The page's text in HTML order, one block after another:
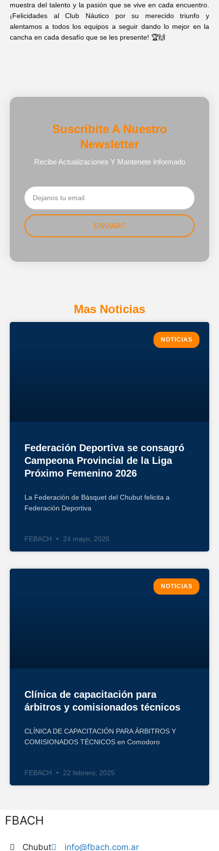
muestra del talento y la pasión que se vive en cada encuentro.
¡Felicidades al Club Náutico por su merecido triunfo y
alentamos a todos los equipos a seguir dando lo mejor en la
cancha en cada desafío que se les presente! 🏆🙌
Suscribite A Nuestro
Newsletter
Recibe Actualizaciones Y Mantenete Informado
ENVIAR
Mas Noticias
NOTICIAS
Federación Deportiva se consagró
Campeona Provincial de la Liga
Próximo Femenino 2026
La Federación de Básquet del Chubut felicita a
Federación Deportiva
FEBACH 24 mayo, 2026
NOTICIAS
Clínica de capacitación para
árbitros y comisionados técnicos
CLÍNICA DE CAPACITACIÓN PARA ÁRBITROS Y
COMISIONADOS TÉCNICOS en Comodoro
FEBACH 22 febrero, 2025
FBACH
Chubut info@fbach.com.ar